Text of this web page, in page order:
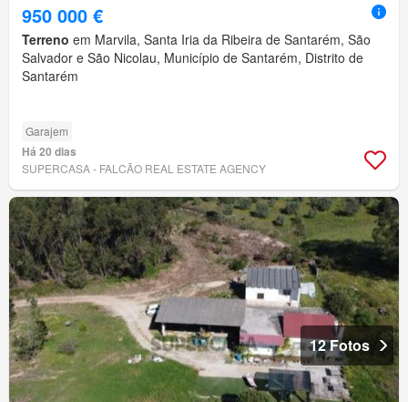
950 000 €
Terreno em Marvila, Santa Iria da Ribeira de Santarém, São
Salvador e São Nicolau, Município de Santarém, Distrito de
Santarém
Garajem
Há 20 dias
SUPERCASA - FALCÃO REAL ESTATE AGENCY
12 Fotos